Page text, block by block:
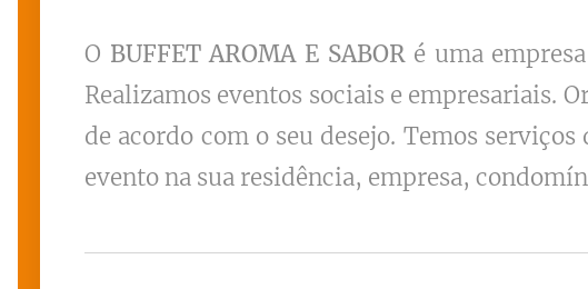
O BUFFET AROMA E SABORé uma
Realizamos eventos sociais e empresariais.
de acordo com o seu desejo. Temos
evento na sua residência, empresa,